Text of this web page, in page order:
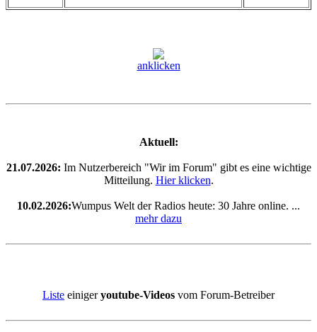
anklicken
Aktuell:
21.07.2026: Im Nutzerbereich "Wir im Forum" gibt es eine wichtige
Mitteilung. Hier klicken.
10.02.2026:Wumpus Welt der Radios heute: 30 Jahre online. ...
mehr dazu
Liste einigeryoutube-Videos vom Forum-Betreiber